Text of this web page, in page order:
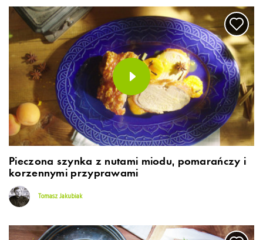
Pieczona szynka z nutami miodu, pomarańczy i
korzennymi przyprawami
Tomasz Jakubiak